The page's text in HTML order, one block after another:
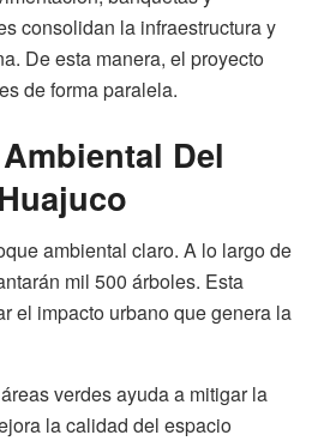
consolidan la infraestructura y
De esta manera, el proyecto
de forma paralela.
Del
ambiental claro. A lo largo de
mil 500 árboles. Esta
el impacto urbano que genera la
verdes ayuda a mitigar la
la calidad del espacio